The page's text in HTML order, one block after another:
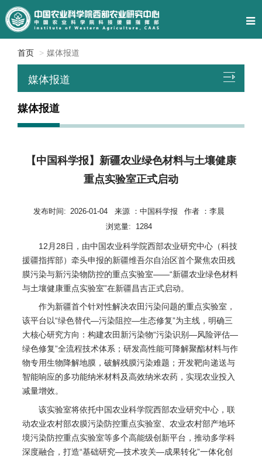
首页 媒体报道
媒体报道
媒体报道
【中国科学报】新疆农业绿色材料与土壤健康
重点实验室正式启动
发布时间: 2026-01-04 来源 ： 中国科学报 作者 ： 李晨
浏览量:
1284
12月28日，由中国农业科学院西部农业研究中心（科技
援疆指挥部）牵头申报的新疆维吾尔自治区首个聚焦农田残
膜污染与新污染物防控的重点实验室——“新疆农业绿色材料
与土壤健康重点实验室”在新疆昌吉正式启动。
作为新疆首个针对性解决农田污染问题的重点实验室，
该平台以“绿色替代—污染阻控—生态修复”为主线，明确三
大核心研究方向：构建农田新污染物“污染识别—风险评估—
绿色修复”全流程技术体系；研发高性能可降解聚酯材料与作
物专用生物降解地膜，破解残膜污染难题；开发靶向递送与
智能响应的多功能纳米材料及高效纳米农药，实现农业投入
减量增效。
该实验室将依托中国农业科学院西部农业研究中心，联
动农业农村部农膜污染防控重点实验室、农业农村部产地环
境污染防控重点实验室等多个高能级创新平台，推动多学科
深度融合，打造“基础研究—技术攻关—成果转化”一体化创